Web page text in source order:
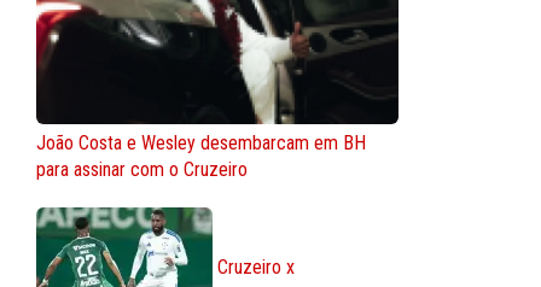
João Costa e Wesley desembarcam em BH
para assinar com o Cruzeiro
Cruzeiro x